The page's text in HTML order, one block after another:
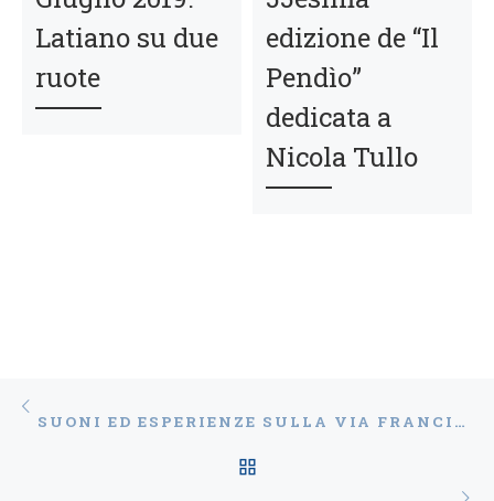
Latiano su due
ruote
edizione de “Il
Pendìo”
dedicata a
Nicola Tullo
Navigazione articoli
Articolo precedente SUONI ED ESPERIENZE SULLA VIA FRANCIGENA: IL 30 GIUGNO I KALEIDO SEA IN CONCERTO A CORATO